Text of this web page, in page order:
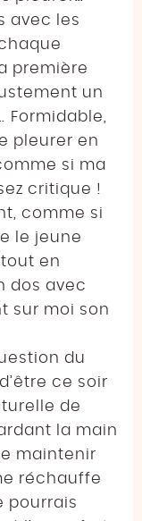
avec les
première
un
Formidable,
pleurer en
si ma
critique !
comme si
le jeune
en
dos avec
sur moi son
du
ce soir
de
la main
maintenir
réchauffe
pourrais